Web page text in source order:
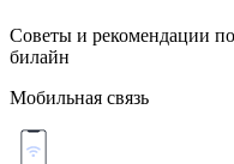
Советы и рекомендации
билайн
Мобильная связь